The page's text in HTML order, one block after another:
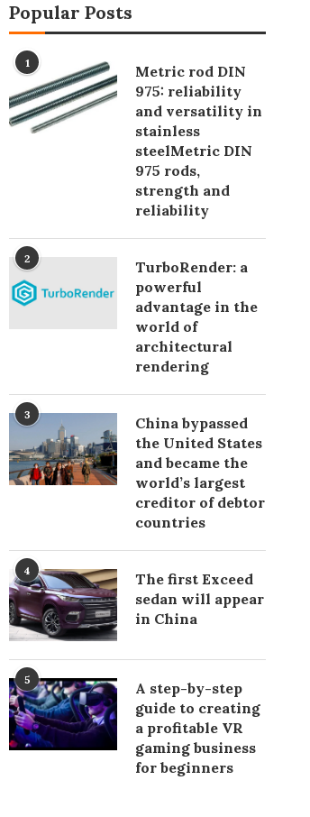
Popular Posts
1
Metric rod DIN
975: reliability
and versatility in
stainless
steelMetric DIN
975 rods,
strength and
reliability
2
TurboRender: a
powerful
advantage in the
world of
architectural
rendering
3
China bypassed
the United States
and became the
world’s largest
creditor of debtor
countries
4
The first Exceed
sedan will appear
in China
5
A step-by-step
guide to creating
a profitable VR
gaming business
for beginners